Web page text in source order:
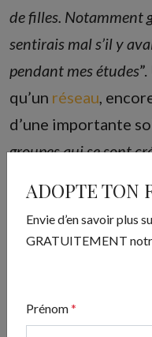
ADOPTE TON
Envie d’en savoir plus
GRATUITEMENT
Prénom*
de filles. Notamment
sentirais mal s’il y
pendant mes études
qu’un réseau,
d’une importante
groupes qui se sont
comme Dev Safe
on peut poser toutes
avoir peur d’être
développeurs sont